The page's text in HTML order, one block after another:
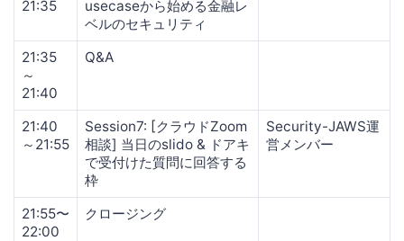
21:35
usecaseから始める金融レ
ベルのセキュリティ
21:35
～
21:40
Q&A
21:40
～21:55
Session7: [クラウドZoom
相談] 当日のslido & ドアキ
で受付けた質問に回答する
枠
Security-JAWS運
営メンバー
21:55〜
22:00
クロージング